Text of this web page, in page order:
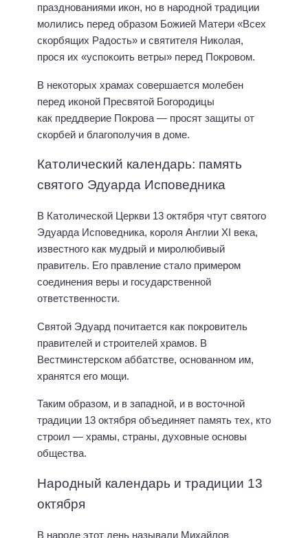
празднованиями икон, но в народной традиции
молились перед образом Божией Матери «Всех
скорбящих Радость» и святителя Николая,
прося их «успокоить ветры» перед Покровом.
В некоторых храмах совершается молебен
перед иконой Пресвятой Богородицы
как преддверие Покрова — просят защиты от
скорбей и благополучия в доме.
Католический календарь: память
святого Эдуарда Исповедника
В Католической Церкви 13 октября чтут святого
Эдуарда Исповедника, короля Англии XI века,
известного как мудрый и миролюбивый
правитель. Его правление стало примером
соединения веры и государственной
ответственности.
Святой Эдуард почитается как покровитель
правителей и строителей храмов. В
Вестминстерском аббатстве, основанном им,
хранятся его мощи.
Таким образом, и в западной, и в восточной
традиции 13 октября объединяет память тех, кто
строил — храмы, страны, духовные основы
общества.
Народный календарь и традиции 13
октября
В народе этот день называли Михайлов